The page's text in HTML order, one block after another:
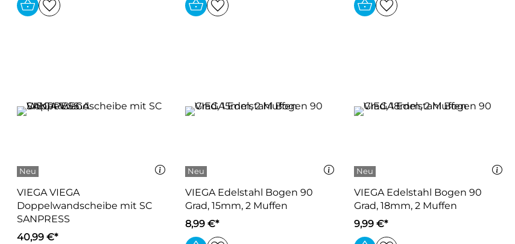
VIEGA VIEGA
Doppelwandscheibe mit SC
SANPRESS
40,99 €*
VIEGA Edelstahl Bogen 90
Grad, 15mm, 2 Muffen
8,99 €*
VIEGA Edelstahl Bogen 90
Grad, 18mm, 2 Muffen
9,99 €*